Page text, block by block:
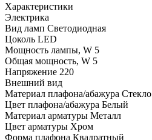
Характеристики
Электрика
Вид ламп Светодиодная
Цоколь LED
Мощность лампы, W 5
Общая мощность, W 5
Напряжение 220
Внешний вид
Материал плафона/абажура Стекло
Цвет плафона/абажура Белый
Материал арматуры Металл
Цвет арматуры Хром
Форма плафона Квадратный